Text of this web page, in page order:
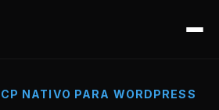
NATIVO PARA WORDPRESS